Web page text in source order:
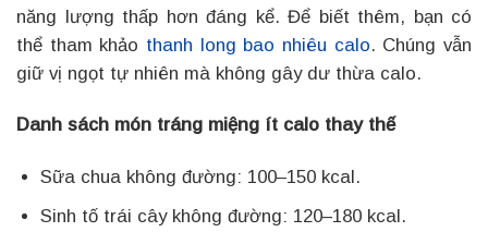
năng lượng thấp hơn đáng kể. Để biết thêm, bạn có
thể tham khảo thanh long bao nhiêu calo. Chúng vẫn
giữ vị ngọt tự nhiên mà không gây dư thừa calo.
Danh sách món tráng miệng ít calo thay thế
Sữa chua không đường: 100–150 kcal.
Sinh tố trái cây không đường: 120–180 kcal.